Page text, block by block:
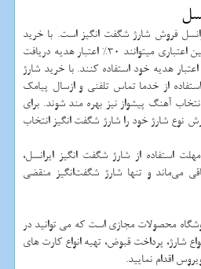
فروش شارژ شگفت انگیز است. با خرید
شارژ شگفت انگیز ایرانسل مشترکین اعتباری میتوانند 30% اعتبار هدیه دریافت
تا از اعتبار هدیه خود استفاده کنند. با خرید شارژ
از خدما تماس تلفنی و ازسال پیامک
آهنگ پیشواز نیز بهره مند شوند. برای
نوع شارژ خود را شارژ شگفت انگیز انتخاب
استفاده از شارژ شگفت انگیز ایرانسل،
می‌ماند و تنها شارژ شگفت‌انگیز منقضی
محصولات مجازی است که می توانید در
شارژ، پرداخت قبوض، تهیه انواع کارت های
اقدام نمایید.